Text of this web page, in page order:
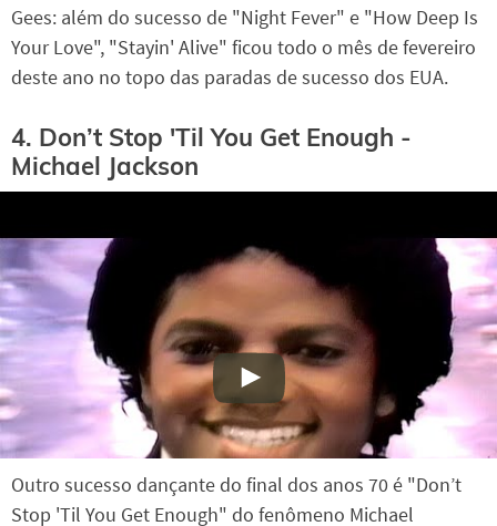
Gees: além do sucesso de "Night Fever" e "How Deep Is
Your Love", "Stayin' Alive" ficou todo o mês de fevereiro
deste ano no topo das paradas de sucesso dos EUA.
4. Don’t Stop 'Til You Get Enough -
Michael Jackson
Outro sucesso dançante do final dos anos 70 é "Don’t
Stop 'Til You Get Enough" do fenômeno Michael